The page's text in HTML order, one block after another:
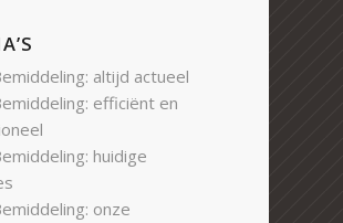
altijd actueel
efficiënt en
huidige
onze